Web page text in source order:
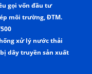
gọi vốn đầu tư
môi trường, ĐTM.
xử lý nước thải
dây truyền sản xuất